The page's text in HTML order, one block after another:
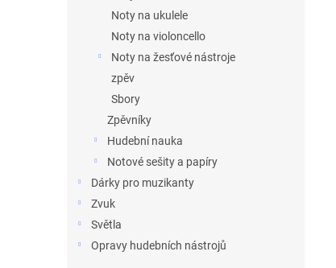
Noty na ukulele
Noty na violoncello
Noty na žesťové nástroje
zpěv
Sbory
Zpěvníky
Hudební nauka
Notové sešity a papíry
Dárky pro muzikanty
Zvuk
Světla
Opravy hudebních nástrojů